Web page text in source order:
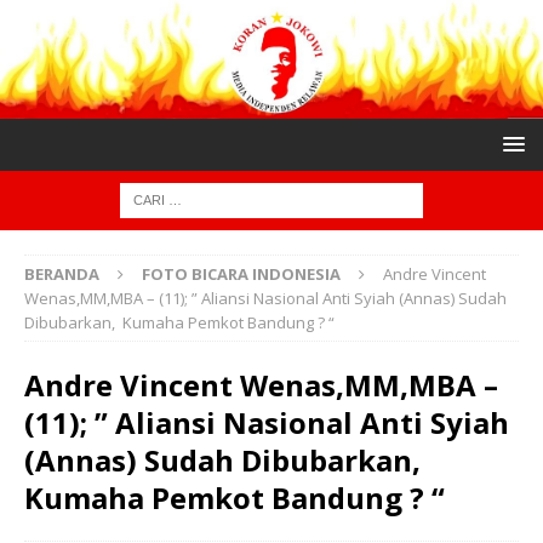
BERANDA FOTO BICARA INDONESIA
Andre Vincent
Wenas,MM,MBA – (11); ” Aliansi Nasional Anti Syiah (Annas) Sudah
Dibubarkan, Kumaha Pemkot Bandung ? “
Andre Vincent Wenas,MM,MBA –
(11); ” Aliansi Nasional Anti Syiah
(Annas) Sudah Dibubarkan,
Kumaha Pemkot Bandung ? “